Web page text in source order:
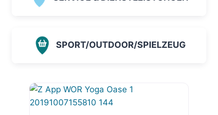
SPORT/OUTDOOR/SPIELZEUG